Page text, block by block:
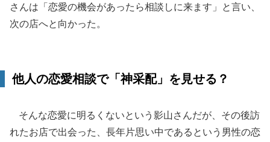
さんは「恋愛の機会があったら相談しに来ます」と言い、
次の店へと向かった。
他人の恋愛相談で「神采配」を見せる？
そんな恋愛に明るくないという影山さんだが、その後訪
れたお店で出会った、長年片思い中であるという男性の恋